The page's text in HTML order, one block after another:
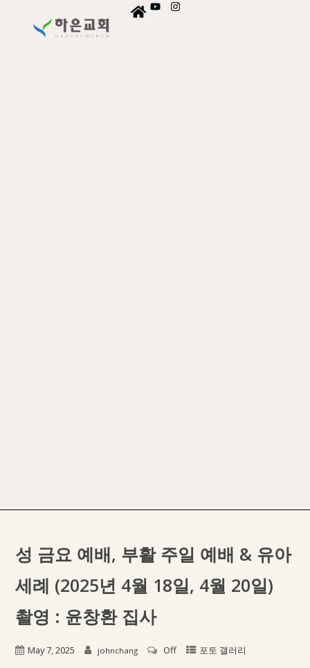
성 금요 예배, 부활 주일 예배 & 유아
세례 (2025년 4월 18일, 4월 20일)
촬영 : 윤창환 집사
May 7, 2025 johnchang Off 포토 갤러리